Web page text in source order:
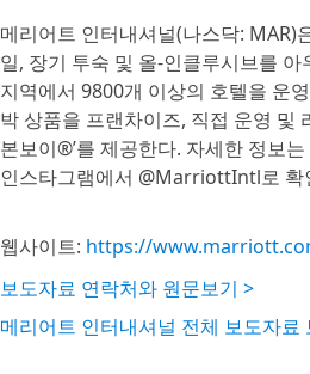
메리어트 인터내셔널(나스닥: MAR)
일, 장기 투숙 및 올-인클루시브를
지역에서 9800개 이상의 호텔을 운
박 상품을 프랜차이즈, 직접 운영 및
본보이®’를 제공한다. 자세한 정보
인스타그램에서 @MarriottIntl로 확
웹사이트: https://
보도자료 연락처와 원문보기 >
메리어트 인터내셔널 전체 보도자료